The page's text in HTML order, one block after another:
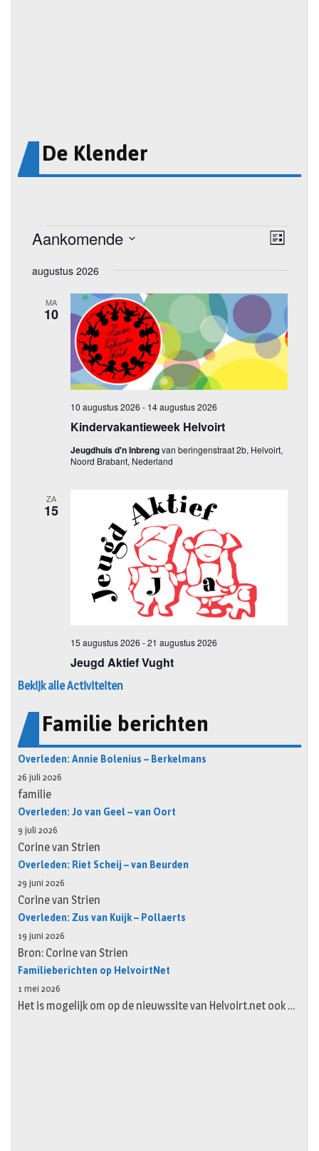
De Klender
Bekijk alle Activiteiten
Familie berichten
Overleden: Annie Bolenius – Berkelmans
26 juli 2026
familie
Overleden: Jo van Geel – van Oort
9 juli 2026
Corine van Strien
Overleden: Riet Scheij – van Beurden
29 juni 2026
Corine van Strien
Overleden: Zus van Kuijk – Pollaerts
19 juni 2026
Bron: Corine van Strien
Familieberichten op HelvoirtNet
1 mei 2026
Het is mogelijk om op de nieuwssite van Helvoirt.net ook …